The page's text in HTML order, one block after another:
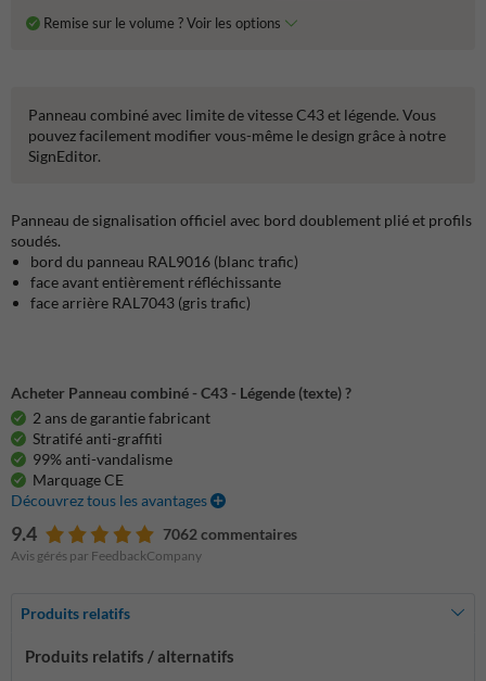
Remise sur le volume ? Voir les options
Panneau combiné avec limite de vitesse C43 et légende. Vous
pouvez facilement modifier vous-même le design grâce à notre
SignEditor.
Panneau de signalisation officiel avec bord doublement plié et profils
soudés.
bord du panneau RAL9016 (blanc trafic)
face avant entièrement réfléchissante
face arrière RAL7043 (gris trafic)
Acheter Panneau combiné - C43 - Légende (texte) ?
2 ans de garantie fabricant
Stratifé anti-graffiti
99% anti-vandalisme
Marquage CE
Découvrez tous les avantages
9.4 7062 commentaires
Avis gérés par FeedbackCompany
Produits relatifs
Produits relatifs / alternatifs